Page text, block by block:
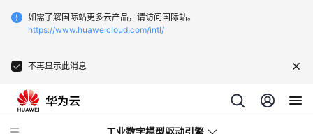
如需了解国际站更多云产品，请访问国际站。
https://www.huaweicloud.com/intl/
不再显示此消息
工业数字模型驱动引擎